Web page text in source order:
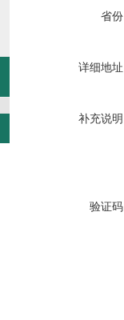
省
详细地
补充说
验证